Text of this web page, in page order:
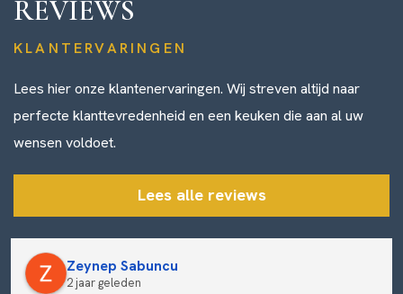
REVIEWS
KLANTERVARINGEN
Lees hier onze klantenervaringen. Wij streven altijd naar
perfecte klanttevredenheid en een keuken die aan al uw
wensen voldoet.
Lees alle reviews
Zeynep Sabuncu
2 jaar geleden